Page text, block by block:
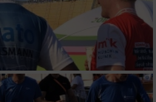
Zwecke:
auf Informationen
zur Auswahl